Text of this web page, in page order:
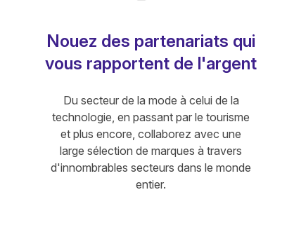
Nouez des partenariats qui
vous rapportent de l'argent
Du secteur de la mode à celui de la
technologie, en passant par le tourisme
et plus encore, collaborez avec une
large sélection de marques à travers
d'innombrables secteurs dans le monde
entier.